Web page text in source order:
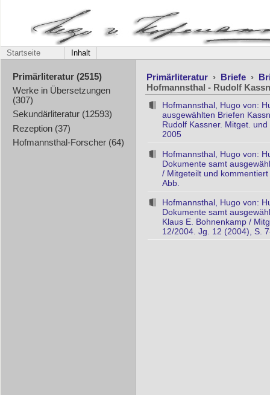
Startseite Inhalt
Primärliteratur (2515)
Werke in Übersetzungen
(307)
Sekundärliteratur (12593)
Rezeption (37)
Hofmannsthal-Forscher (64)
Primärliteratur › Briefe ›
Hofmannsthal - Rudolf
Hofmannsthal, Hugo von:
ausgewählten Briefen
Rudolf Kassner. Mitget.
2005
Hofmannsthal, Hugo von:
Dokumente samt
/ Mitgeteilt und
Abb.
Hofmannsthal, Hugo von:
Dokumente samt
Klaus E. Bohnenkamp /
12/2004. Jg. 12 (2004), S.